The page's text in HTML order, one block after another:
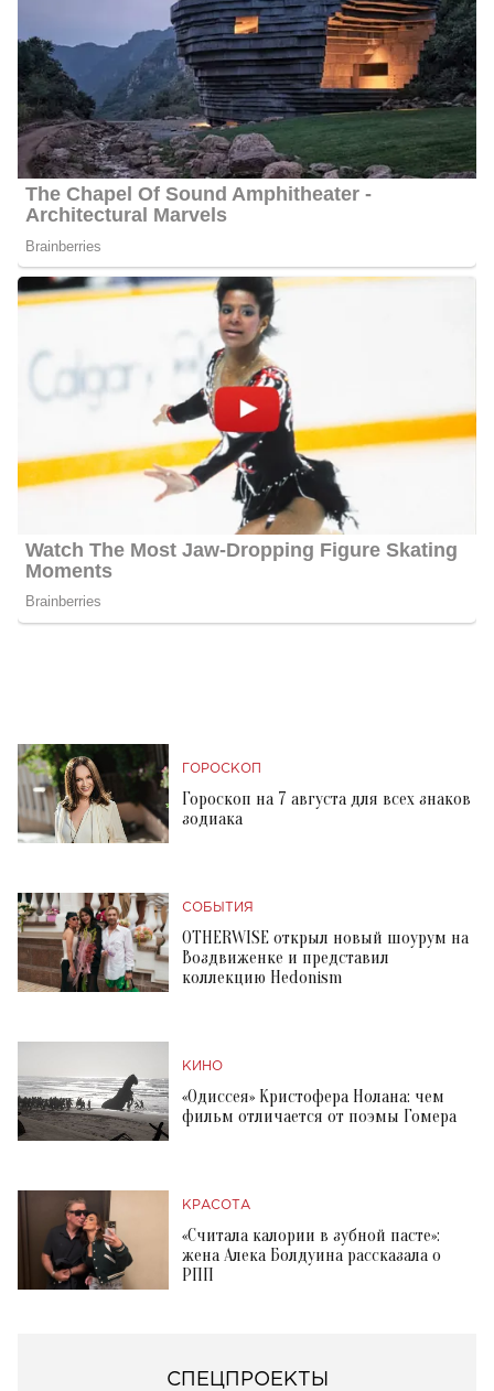
ГОРОСКОП
Гороскоп на 7 августа для всех знаков
зодиака
СОБЫТИЯ
OTHERWISE открыл новый шоурум на
Воздвиженке и представил
коллекцию Hedonism
КИНО
«Одиссея» Кристофера Нолана: чем
фильм отличается от поэмы Гомера
КРАСОТА
«Считала калории в зубной пасте»:
жена Алека Болдуина рассказала о
РПП
СПЕЦПРОЕКТЫ